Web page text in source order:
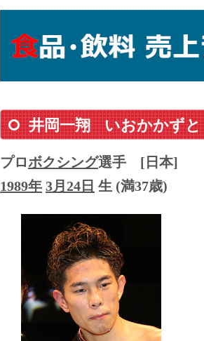
井岡一翔 いおかかずと
プロボクシング選手
[日本]
1989年 3月24日 生 (満37歳)